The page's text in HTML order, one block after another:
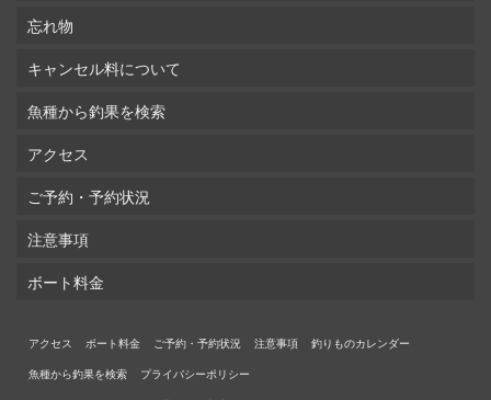
忘れ物
キャンセル料について
魚種から釣果を検索
アクセス
ご予約・予約状況
注意事項
ボート料金
アクセス ボート料金 ご予約・予約状況 注意事項
釣りものカレンダー
魚種から釣果を検索
プライバシーポリシー